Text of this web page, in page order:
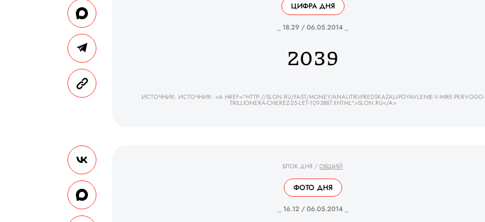
ЦИФРА ДНЯ
_ 18.29 / 06.05.2014 _
2039
ИСТОЧНИК: ИСТОЧНИК: <A HREF="HTTP://SLON.RU/FAST/MONEY/ANALITIKI-PREDSKAZALI-POYAVLENIE-V-MIRE-PERVOGO-
TRILLIONERA-CHEREZ-25-LET-1093887.XHTML">SLON.RU</A>
БЛОК ДНЯ / ОБЩИЙ
ФОТО ДНЯ
_ 16.12 / 06.05.2014 _